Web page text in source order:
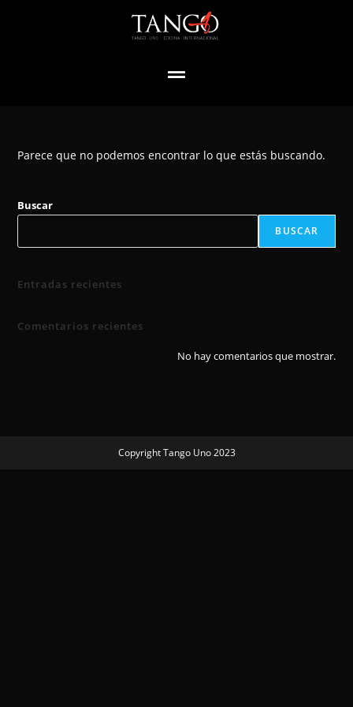
Parece que no podemos encontrar lo que estás buscando.
Buscar
BUSCAR
Entradas recientes
Comentarios recientes
No hay comentarios que mostrar.
Copyright Tango Uno 2023